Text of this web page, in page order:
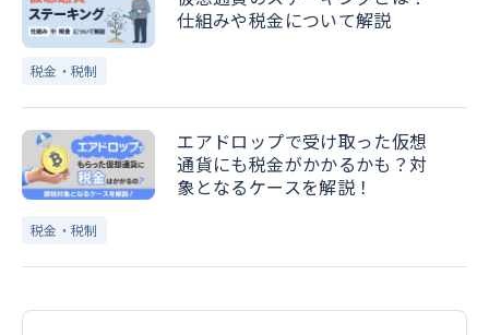
仕組みや税金について解説
税金・税制
エアドロップで受け取った仮想
通貨にも税金がかかるかも？対
象となるケースを解説！
税金・税制